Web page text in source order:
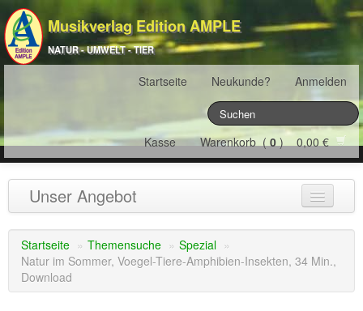
Musikverlag Edition AMPLE
NATUR - UMWELT - TIER
Startseite Neukunde? Anmelden
Kasse Warenkorb (0) 0,00 €
Unser Angebot
NATURJAHR(12)
ÖSTERREICH (22)
FRANKREICH(19)
Startseite » Themensuche » Spezial »
Natur im Sommer, Voegel-Tiere-Amphibien-Insekten, 34 Min.,
Download